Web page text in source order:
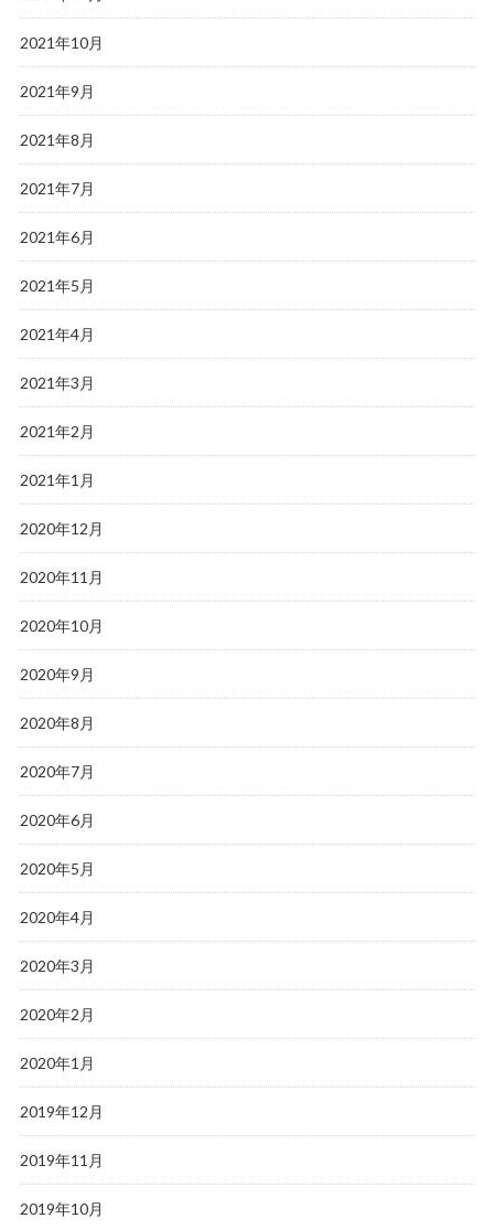
2021年10月
2021年9月
2021年8月
2021年7月
2021年6月
2021年5月
2021年4月
2021年3月
2021年2月
2021年1月
2020年12月
2020年11月
2020年10月
2020年9月
2020年8月
2020年7月
2020年6月
2020年5月
2020年4月
2020年3月
2020年2月
2020年1月
2019年12月
2019年11月
2019年10月